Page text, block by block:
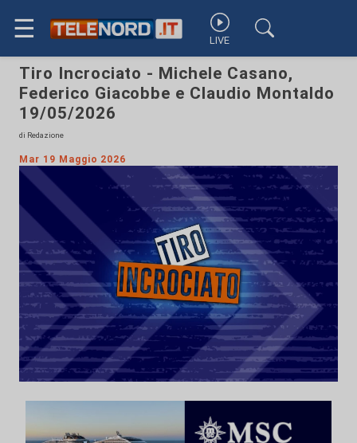
☰ LIVE
Tiro Incrociato - Michele Casano,
Federico Giacobbe e Claudio Montaldo
19/05/2026
di Redazione
Mar 19 Maggio 2026